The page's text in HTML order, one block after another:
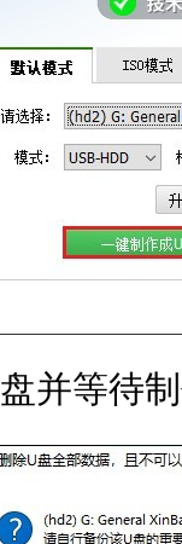
盘并等待